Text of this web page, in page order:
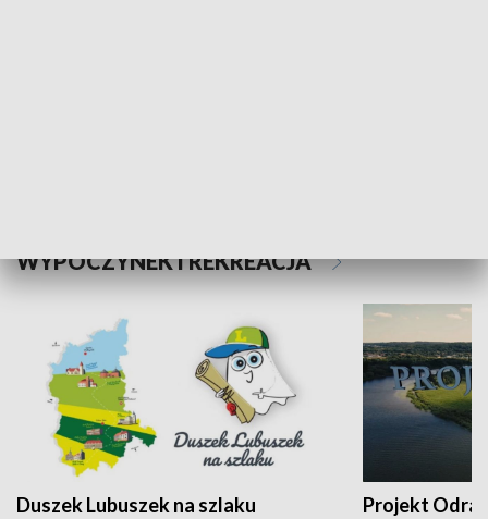
WYPOCZYNEK I REKREACJA
Duszek Lubuszek na szlaku Projekt Odra